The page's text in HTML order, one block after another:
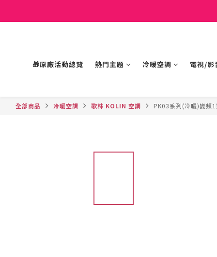
🎁原廠活動總覽 熱門主題 冷暖空調 電視/影
全部商品 冷暖空調 歌林 KOLIN 空調 PK03系列(冷暖)變頻